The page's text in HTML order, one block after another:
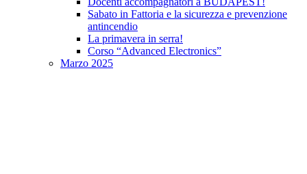
Sabato in Fattoria e la sicurezza e prevenzione
antincendio
La primavera in serra!
Corso “Advanced Electronics”
Marzo 2025